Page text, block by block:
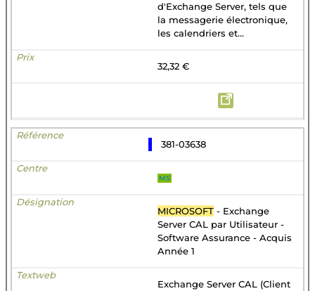
d'Exchange Server, tels que
la messagerie électronique,
les calendriers et...
32,32 €
381-03638
MS
MICROSOFT - Exchange
Server CAL par Utilisateur -
Software Assurance - Acquis
Année 1
Exchange Server CAL (Client